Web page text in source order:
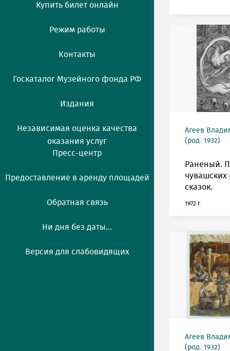
Купить билет онлайн
Режим работы
Контакты
Госкаталог Музейного фонда РФ
Издания
Независимая оценка качества
оказания услуг
Пресс-центр
Предоставление в аренду площадей
Обратная связь
Ни дня без даты...
Версия для слабовидящих
Агеев
(род. 1932)
Раненый.
чувашских
сказок.
1972 г.
Агеев
(род. 1932)